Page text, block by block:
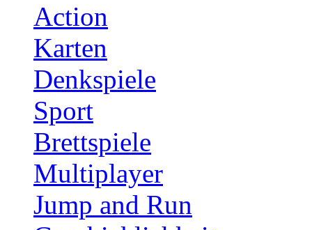
Action
Karten
Denkspiele
Sport
Brettspiele
Multiplayer
Jump and Run